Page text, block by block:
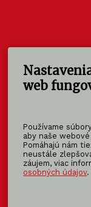
web
Používame
aby naše
Pomáhajú nám
neustále
záujem, viac
osobných údajov.